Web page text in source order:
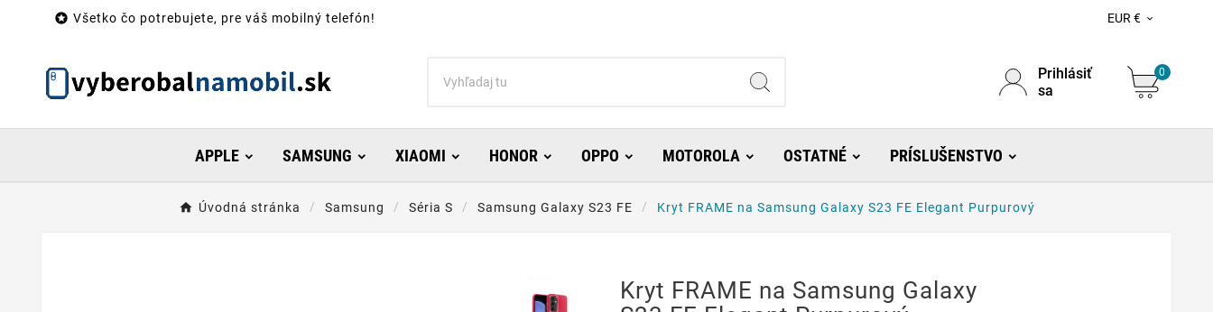
 Všetko čo potrebujete, pre váš mobilný telefón! EUR € 
Prihlásiť
sa
0
APPLE SAMSUNG XIAOMI HONOR OPPO MOTOROLA OSTATNÉ PRÍSLUŠENSTVO
Úvodná stránka Samsung Séria S Samsung Galaxy S23 FE Kryt FRAME na Samsung Galaxy S23 FE Elegant Purpurový
Kryt FRAME na Samsung Galaxy